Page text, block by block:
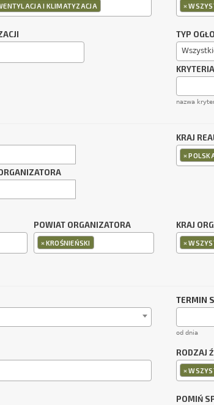
I KLIMATYZACJA ×
TYP
nazwa
KRAJ
×
POWIAT ORGANIZATORA
×KROŚNIEŃSKI
KRAJ
×
TERMIN
od dnia
RODZAJ
×
POMIŃ